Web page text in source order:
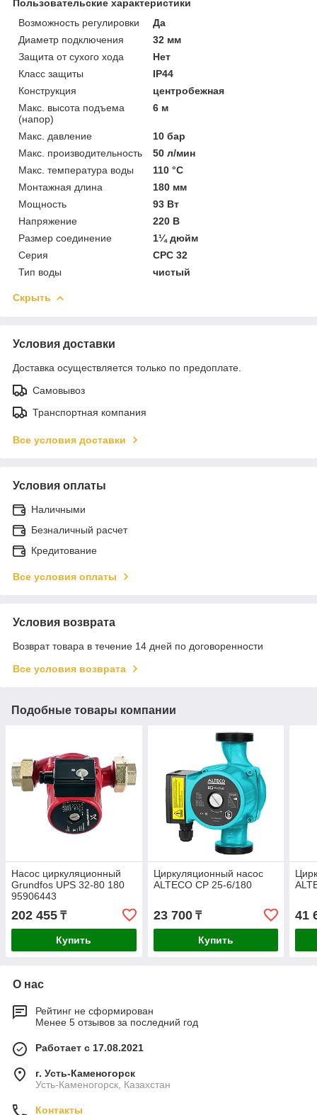
Пользовательские характеристики
Возможность регулировки
Да
Диаметр подключения
32 мм
Защита от сухого хода
Нет
Класс защиты
IP44
Конструкция
центробежная
Макс. высота подъема
(напор)
6 м
Макс. давление
10 бар
Макс. производительность
50 л/мин
Макс. температура воды
110 °C
Монтажная длина
180 мм
Мощность
93 Вт
Напряжение
220 В
Размер соединение
1¼ дюйм
Серия
CPC 32
Тип воды
чистый
Скрыть
Условия доставки
Доставка осуществляется только по предоплате.
Самовывоз
Транспортная компания
Все условия доставки
Условия оплаты
Наличными
Безналичный расчет
Кредитование
Все условия оплаты
Условия возврата
Возврат товара в течение 14 дней по договоренности
Все условия возврата
Подобные товары компании
Насос циркуляционный
Grundfos UPS 32-80 180
95906443
202 455 ₸
Купить
Циркуляционный насос
ALTECO CP 25-6/180
23 700₸
Купить
41
О нас
Рейтинг не сформирован
Менее 5 отзывов за последний год
Работает с 17.08.2021
г. Усть-Каменогорск
Усть-Каменогорск, Казахстан
Контакты